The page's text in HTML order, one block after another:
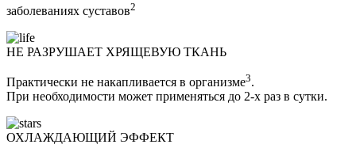
заболеваниях суставов2
НЕ РАЗРУШАЕТ ХРЯЩЕВУЮ ТКАНЬ
Практически не накапливается в организме3.
При необходимости может применяться до 2-х раз в сутки.
ОХЛАЖДАЮЩИЙ ЭФФЕКТ